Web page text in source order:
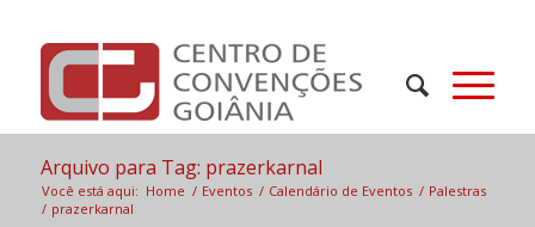
Arquivo para Tag: prazerkarnal
Você está aqui: Home / Eventos / Calendário de Eventos / Palestras
/ prazerkarnal